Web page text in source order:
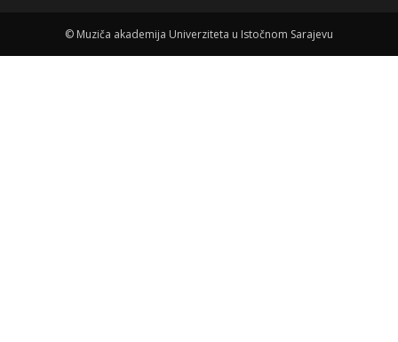
© Muziča akademija Univerziteta u Istočnom Sarajevu